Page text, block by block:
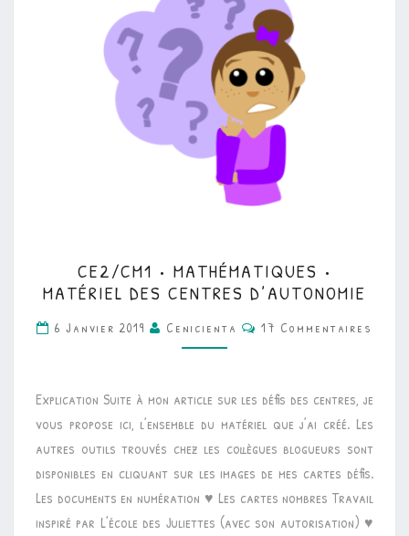
•
MATHÉMATIQUES
•
MATÉRIEL
CENTRES
D’AUTONOMIE
CE2/CM1 • MATHÉMATIQUES •
MATÉRIEL DES CENTRES D’AUTONOMIE
6 Janvier 2019 Cenicienta Commentaires
17 Commentaires
Explication Suite à mon article sur les défis des centres, je
vous propose ici, l’ensemble du matériel que j’ai créé. Les
autres outils trouvés chez les collègues blogueurs sont
disponibles en cliquant sur les images de mes cartes défis.
Les documents en numération ♥ Les cartes nombres Travail
inspiré par L’école des Juliettes (avec son autorisation) ♥